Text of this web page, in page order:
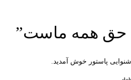
حق همه ماست”
پاستور خوش آمدید.